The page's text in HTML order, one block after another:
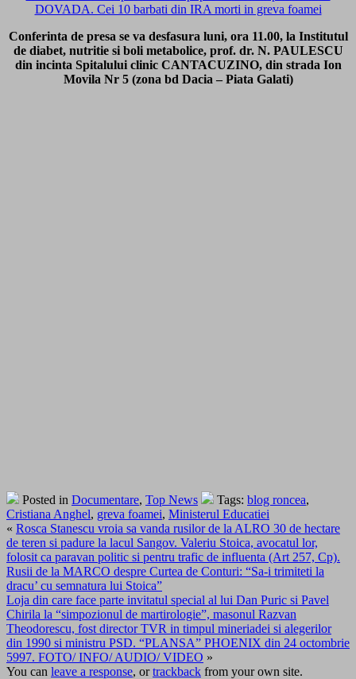
DOVADA. Cei 10 barbati din IRA morti in greva foamei
Conferinta de presa se va desfasura luni, ora 11.00, la Institutul
de diabet, nutritie si boli metabolice, prof. dr. N. PAULESCU
din incinta Spitalului clinic CANTACUZINO, din strada Ion
Movila Nr 5 (zona bd Dacia – Piata Galati)
Posted in Documentare, Top News Tags: blog roncea,
Cristiana Anghel, greva foamei, Ministerul Educatiei
« Rosca Stanescu vroia sa vanda rusilor de la ALRO 30 de hectare
de teren si padure la lacul Sangov. Valeriu Stoica, avocatul lor,
folosit ca paravan politic si pentru trafic de influenta (Art 257, Cp).
Rusii de la MARCO despre Curtea de Conturi: “Sa-i trimiteti la
dracu’ cu semnatura lui Stoica”
Loja din care face parte invitatul special al lui Dan Puric si Pavel
Chirila la “simpozionul de martirologie”, masonul Razvan
Theodorescu, fost director TVR in timpul mineriadei si alegerilor
din 1990 si ministru PSD. “PLANSA” PHOENIX din 24 octombrie
5997. FOTO/ INFO/ AUDIO/ VIDEO »
You can leave a response, ortrackback from your own site.